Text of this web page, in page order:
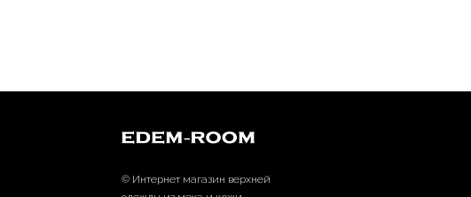
© Интернет магазин верхней